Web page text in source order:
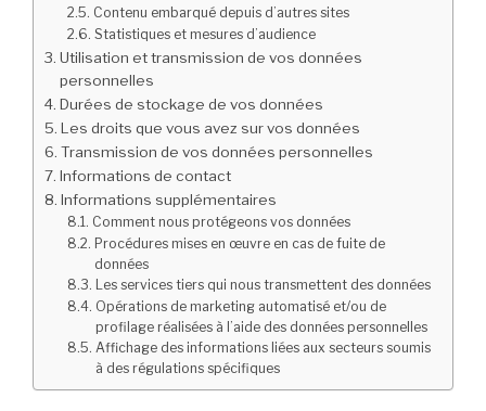
Contenu embarqué depuis d’autres sites
Statistiques et mesures d’audience
Utilisation et transmission de vos données
personnelles
Durées de stockage de vos données
Les droits que vous avez sur vos données
Transmission de vos données personnelles
Informations de contact
Informations supplémentaires
Comment nous protégeons vos données
Procédures mises en œuvre en cas de fuite de
données
Les services tiers qui nous transmettent des données
Opérations de marketing automatisé et/ou de
profilage réalisées à l’aide des données personnelles
Affichage des informations liées aux secteurs soumis
à des régulations spécifiques